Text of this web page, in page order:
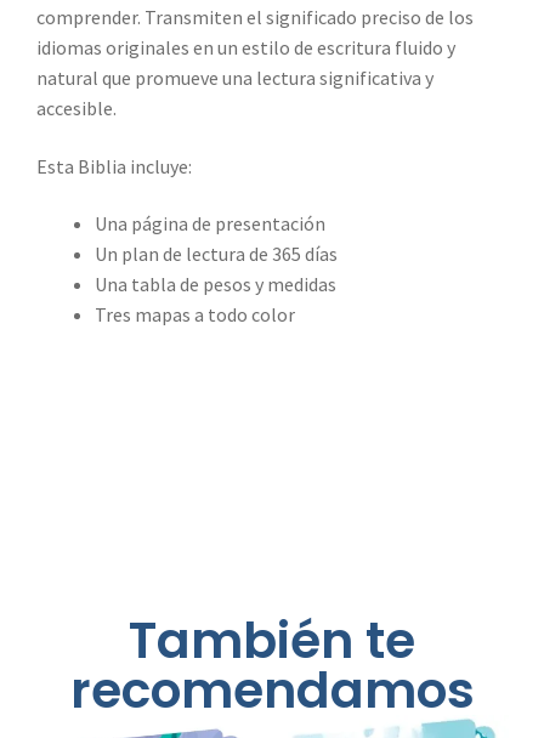
comprender. Transmiten el significado preciso de los
idiomas originales en un estilo de escritura fluido y
natural que promueve una lectura significativa y
accesible.
Esta Biblia incluye:
Una página de presentación
Un plan de lectura de 365 días
Una tabla de pesos y medidas
Tres mapas a todo color
También te
recomendamos